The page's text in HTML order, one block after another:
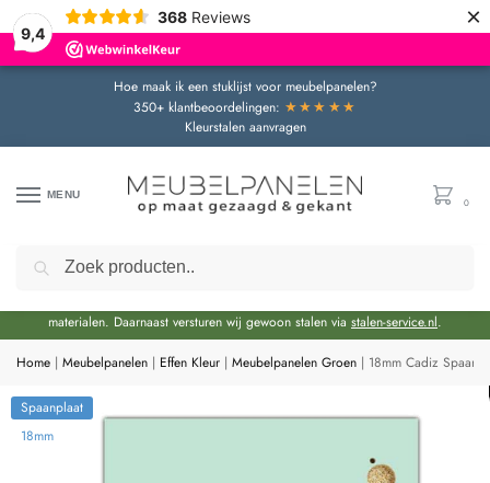
9,4
368 Reviews ×
Hoe maak ik een stuklijst voor meubelpanelen?
350+ klantbeoordelingen: ★★★★★
Kleurstalen aanvragen
MENU
0
Door de bouwvakperiode geldt momenteel een extra levertijd van circa 3 weken
materialen. Daarnaast versturen wij gewoon stalen via stalen-service.nl.
Home | Meubelpanelen | Effen Kleur | Meubelpanelen Groen | 18mm Cadiz
Spaanplaat
18mm